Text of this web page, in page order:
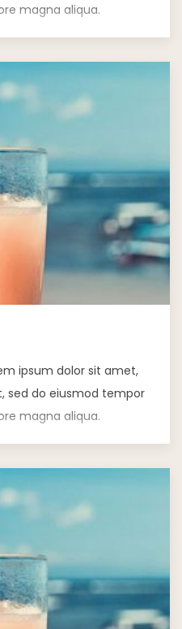
magna aliqua.
ipsum dolor sit amet,
sed do eiusmod tempor
magna aliqua.